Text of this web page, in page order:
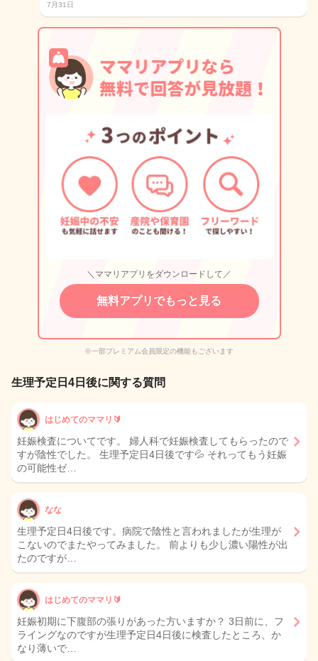
7月31日
＼ママリアプリをダウンロードして／
無料アプリでもっと見る
※一部プレミアム会員限定の機能もございます
生理予定日4日後に関する質問
はじめてのママリ🔰
妊娠検査についてです。 婦人科で妊娠検査してもらったので
すが陰性でした。 生理予定日4日後です💦 それってもう妊娠
の可能性ゼ…
なな
生理予定日4日後です。病院で陰性と言われましたが生理が
こないのでまたやってみました。 前よりも少し濃い陽性が出
たのですが…
はじめてのママリ🔰
妊娠初期に下腹部の張りがあった方いますか？ 3日前に、フ
ライングなのですが生理予定日4日後に検査したところ、か
なり薄いで…